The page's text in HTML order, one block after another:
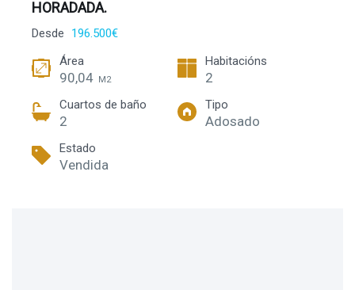
HORADADA.
Desde
196.500€
Área
90,04 M2
Habitacións
2
Cuartos de baño
2
Tipo
Adosado
Estado
Vendida